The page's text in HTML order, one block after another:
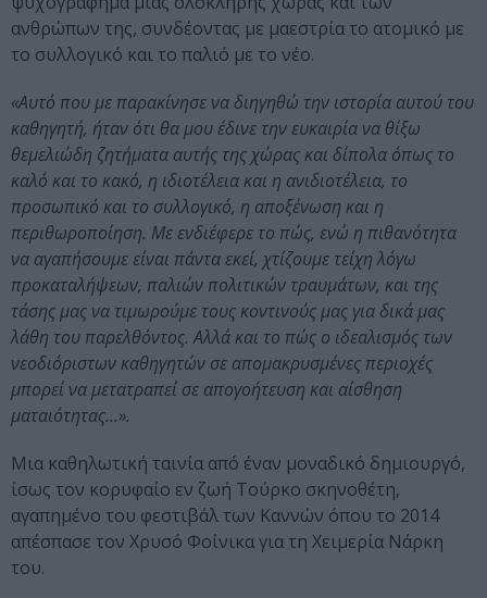
ανθρώπων της, συνδέοντας με μαεστρία το ατομικό με
το συλλογικό και το παλιό με το νέο.
«Αυτό που με παρακίνησε να διηγηθώ την ιστορία αυτού του
καθηγητή, ήταν ότι θα μου έδινε την ευκαιρία να θίξω
θεμελιώδη ζητήματα αυτής της χώρας και δίπολα όπως το
καλό και το κακό, η ιδιοτέλεια και η ανιδιοτέλεια, το
προσωπικό και το συλλογικό, η αποξένωση και η
περιθωροποίηση. Με ενδιέφερε το πώς, ενώ η πιθανότητα
να αγαπήσουμε είναι πάντα εκεί, χτίζουμε τείχη λόγω
προκαταλήψεων, παλιών πολιτικών τραυμάτων, και της
τάσης μας να τιμωρούμε τους κοντινούς μας για δικά μας
λάθη του παρελθόντος. Αλλά και το πώς ο ιδεαλισμός των
νεοδιόριστων καθηγητών σε απομακρυσμένες περιοχές
μπορεί να μετατραπεί σε απογοήτευση και αίσθηση
ματαιότητας…».
Μια καθηλωτική ταινία από έναν μοναδικό δημιουργό,
ίσως τον κορυφαίο εν ζωή Τούρκο σκηνοθέτη,
αγαπημένο του φεστιβάλ των Καννών όπου το 2014
απέσπασε τον Χρυσό Φοίνικα για τη Χειμερία Νάρκη
του.